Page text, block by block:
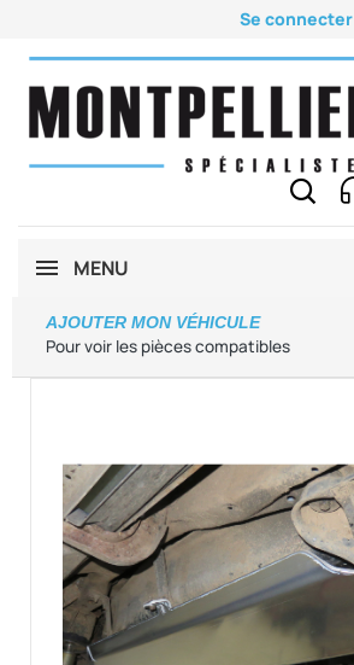
Se connecter
MENU
Pour voir les pièces compatibles
AJOUTER MON VÉHICULE